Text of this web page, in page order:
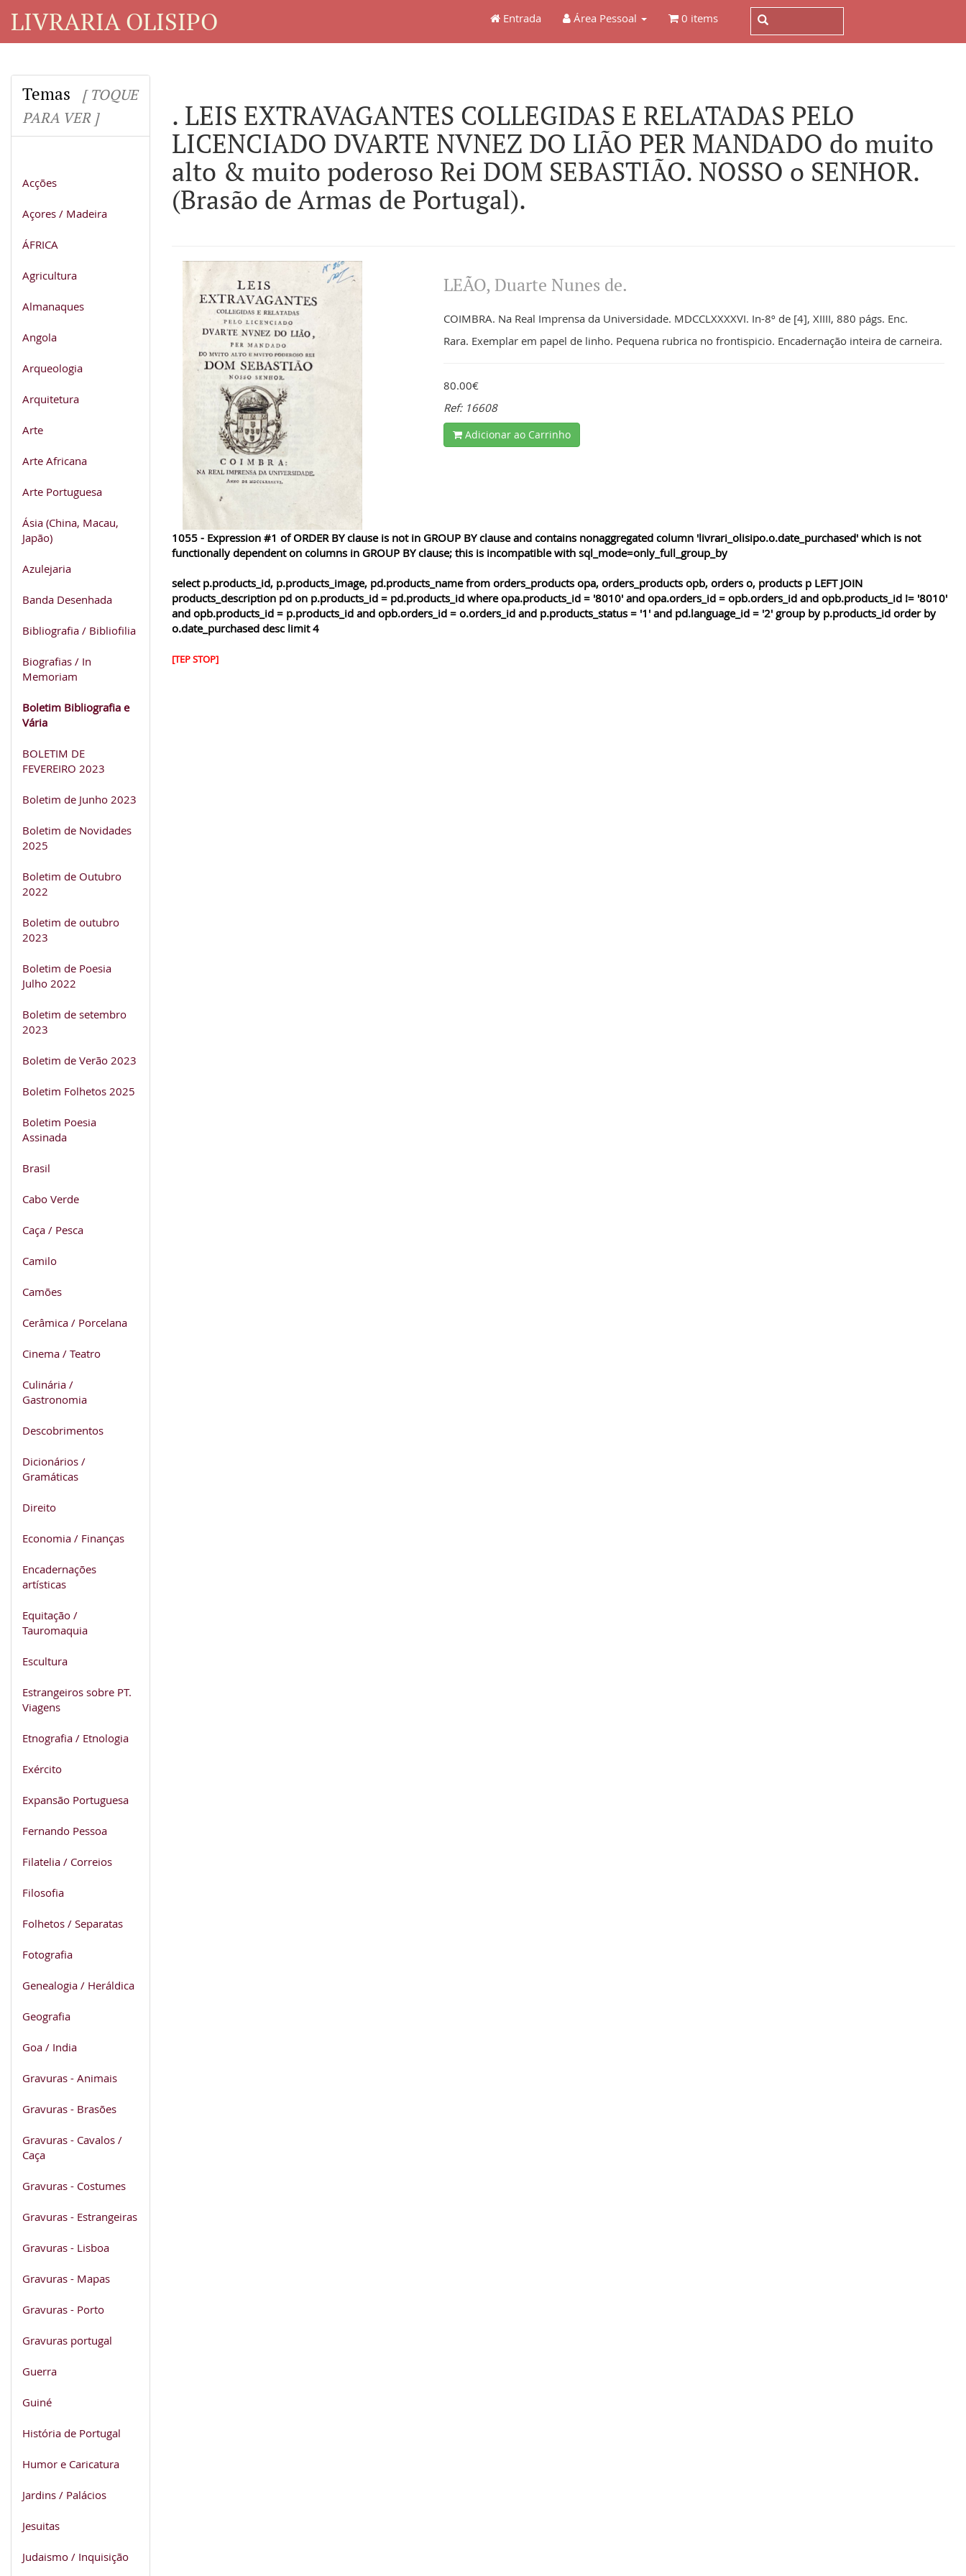
LIVRARIA OLISIPO Entrada Área Pessoal 0 items
Temas
[ TOQUE
PARA VER ]
Acções
Açores / Madeira
ÁFRICA
Agricultura
Almanaques
Angola
Arqueologia
Arquitetura
Arte
Arte Africana
Arte Portuguesa
Ásia (China, Macau,
Japão)
Azulejaria
Banda Desenhada
Bibliografia / Bibliofilia
Biografias / In
Memoriam
Boletim Bibliografia e
Vária
BOLETIM DE
FEVEREIRO 2023
Boletim de Junho 2023
Boletim de Novidades
2025
Boletim de Outubro
2022
Boletim de outubro
2023
Boletim de Poesia
Julho 2022
Boletim de setembro
2023
Boletim de Verão 2023
Boletim Folhetos 2025
Boletim Poesia
Assinada
Brasil
Cabo Verde
Caça / Pesca
Camilo
Camões
Cerâmica / Porcelana
Cinema / Teatro
Culinária /
Gastronomia
Descobrimentos
Dicionários /
Gramáticas
Direito
Economia / Finanças
Encadernações
artísticas
Equitação /
Tauromaquia
Escultura
Estrangeiros sobre PT.
Viagens
Etnografia / Etnologia
Exército
Expansão Portuguesa
Fernando Pessoa
Filatelia / Correios
Filosofia
Folhetos / Separatas
Fotografia
Genealogia / Heráldica
Geografia
Goa / India
Gravuras - Animais
Gravuras - Brasões
Gravuras - Cavalos /
Caça
Gravuras - Costumes
Gravuras - Estrangeiras
Gravuras - Lisboa
Gravuras - Mapas
Gravuras - Porto
Gravuras portugal
Guerra
Guiné
História de Portugal
Humor e Caricatura
Jardins / Palácios
Jesuitas
Judaismo / Inquisição
. LEIS EXTRAVAGANTES COLLEGIDAS E RELATADAS PELO
LICENCIADO DVARTE NVNEZ DO LIÃO PER MANDADO do muito
alto & muito poderoso Rei DOM SEBASTIÃO. NOSSO o SENHOR.
(Brasão de Armas de Portugal).
LEÃO, Duarte Nunes de.
COIMBRA. Na Real Imprensa da Universidade. MDCCLXXXXVI. In-8º de [4], XIIII, 880 págs. Enc.
Rara. Exemplar em papel de linho. Pequena rubrica no frontispicio. Encadernação inteira de carneira.
80.00€
Ref: 16608
Adicionar ao Carrinho
1055 - Expression #1 of ORDER BY clause is not in GROUP BY clause and contains nonaggregated column 'livrari_olisipo.o.date_purchased' which is not
functionally dependent on columns in GROUP BY clause; this is incompatible with sql_mode=only_full_group_by
select p.products_id, p.products_image, pd.products_name from orders_products opa, orders_products opb, orders o, products p LEFT JOIN
products_description pd on p.products_id = pd.products_id where opa.products_id = '8010' and opa.orders_id = opb.orders_id and opb.products_id != '8010'
and opb.products_id = p.products_id and opb.orders_id = o.orders_id and p.products_status = '1' and pd.language_id = '2' group by p.products_id order by
o.date_purchased desc limit 4
[TEP STOP]